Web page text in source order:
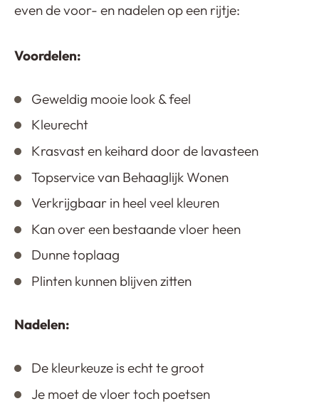
even de voor- en nadelen op een rijtje:
Voordelen:
Geweldig mooie look & feel
Kleurecht
Krasvast en keihard door de lavasteen
Topservice van Behaaglijk Wonen
Verkrijgbaar in heel veel kleuren
Kan over een bestaande vloer heen
Dunne toplaag
Plinten kunnen blijven zitten
Nadelen:
De kleurkeuze is echt te groot
Je moet de vloer toch poetsen